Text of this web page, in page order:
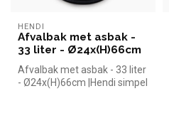
HENDI
Afvalbak met asbak -
33 liter - Ø24x(H)66cm
Afvalbak met asbak - 33 liter
- Ø24x(H)66cm |Hendi simpel